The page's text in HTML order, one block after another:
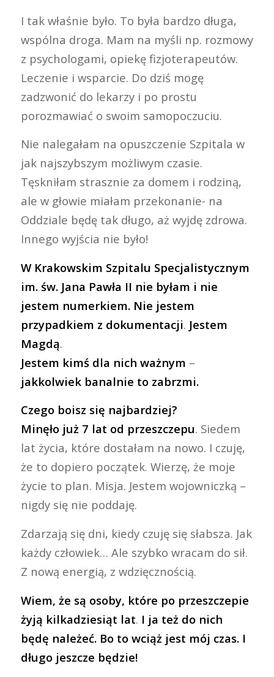
I tak właśnie było. To była bardzo długa,
wspólna droga. Mam na myśli np. rozmowy
z psychologami, opiekę fizjoterapeutów.
Leczenie i wsparcie. Do dziś mogę
zadzwonić do lekarzy i po prostu
porozmawiać o swoim samopoczuciu.
Nie nalegałam na opuszczenie Szpitala w
jak najszybszym możliwym czasie.
Tęskniłam strasznie za domem i rodziną,
ale w głowie miałam przekonanie- na
Oddziale będę tak długo, aż wyjdę zdrowa.
Innego wyjścia nie było!
W Krakowskim Szpitalu Specjalistycznym
im. św. Jana Pawła II nie byłam i nie
jestem numerkiem. Nie jestem
przypadkiem z dokumentacji. Jestem
Magdą.
Jestem kimś dla nich ważnym –
jakkolwiek banalnie to zabrzmi.
Czego boisz się najbardziej?
Minęło już 7 lat od przeszczepu. Siedem
lat życia, które dostałam na nowo. I czuję,
że to dopiero początek. Wierzę, że moje
życie to plan. Misja. Jestem wojowniczką –
nigdy się nie poddaję.
Zdarzają się dni, kiedy czuję się słabsza. Jak
każdy człowiek… Ale szybko wracam do sił.
Z nową energią, z wdzięcznością.
Wiem, że są osoby, które po przeszczepie
żyją kilkadziesiąt lat. I ja też do nich
będę należeć. Bo to wciąż jest mój czas. I
długo jeszcze będzie!